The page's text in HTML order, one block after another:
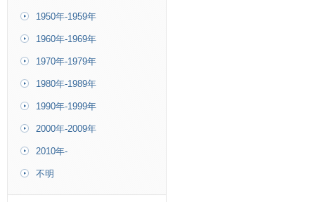
1950年-1959年
1960年-1969年
1970年-1979年
1980年-1989年
1990年-1999年
2000年-2009年
2010年-
不明